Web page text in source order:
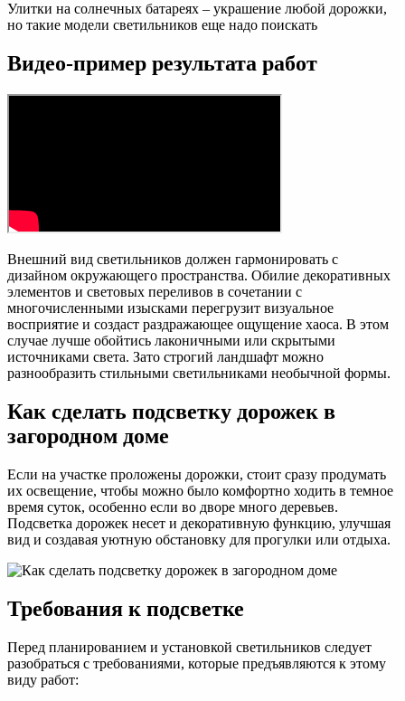
Улитки на солнечных батареях – украшение любой дорожки,
но такие модели светильников еще надо поискать
Видео-пример результата работ
Внешний вид светильников должен гармонировать с
дизайном окружающего пространства. Обилие декоративных
элементов и световых переливов в сочетании с
многочисленными изысками перегрузит визуальное
восприятие и создаст раздражающее ощущение хаоса. В этом
случае лучше обойтись лаконичными или скрытыми
источниками света. Зато строгий ландшафт можно
разнообразить стильными светильниками необычной формы.
Как сделать подсветку дорожек в
загородном доме
Если на участке проложены дорожки, стоит сразу продумать
их освещение, чтобы можно было комфортно ходить в темное
время суток, особенно если во дворе много деревьев.
Подсветка дорожек несет и декоративную функцию, улучшая
вид и создавая уютную обстановку для прогулки или отдыха.
Требования к подсветке
Перед планированием и установкой светильников следует
разобраться с требованиями, которые предъявляются к этому
виду работ: